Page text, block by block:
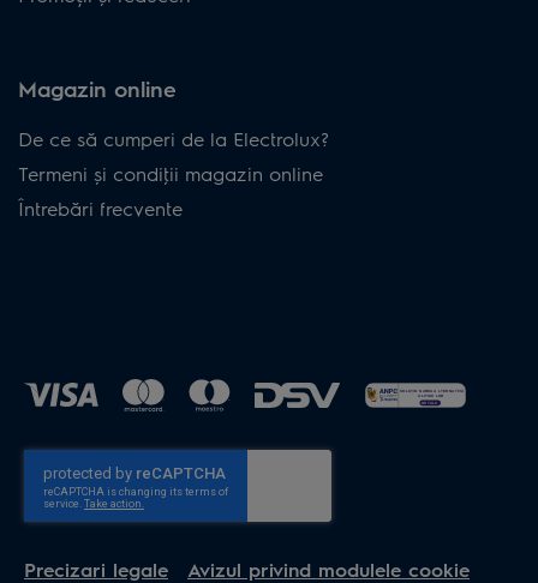
Magazin online
De ce să cumperi de la Electrolux?
Termeni și condiţii magazin online
Întrebări frecvente
Precizari legale Avizul privind modulele cookie